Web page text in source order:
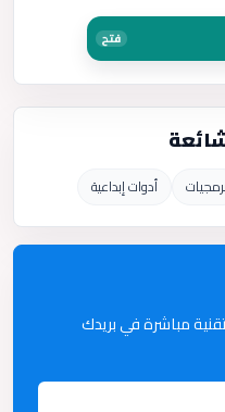
برمجيات أدوات إبداعية
مباشرة في بريدك
فتح